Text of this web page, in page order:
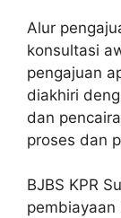
Alur
konsultasi
pengajuan
diakhiri
dan
proses dan
BJBS KPR